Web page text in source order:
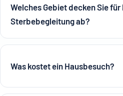
Welches Gebiet decken Sie
Sterbebegleitung ab?
Was kostet ein Hausbesuch?